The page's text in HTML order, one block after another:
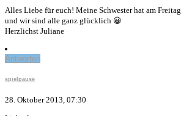
Alles Liebe für euch! Meine Schwester hat am
und wir sind alle ganz glücklich 😀
Herzlichst Juliane
Antworten
spielpause
28. Oktober 2013, 07:30